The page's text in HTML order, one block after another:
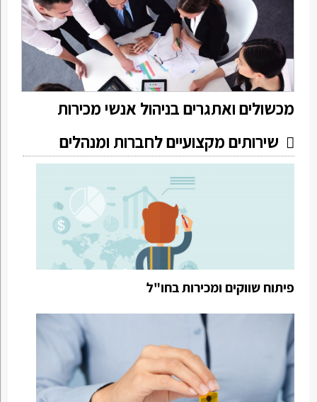
מכשולים ואתגרים בניהול אנשי מכירות
שירותים מקצועיים לחברות ומנהלים
פיתוח שווקים ומכירות בחו"ל